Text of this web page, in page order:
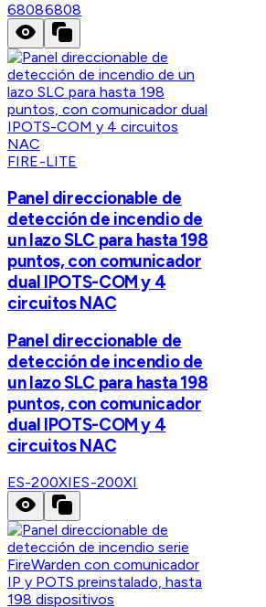
68086808
FIRE-LITE
Panel direccionable de
detección de incendio de
un lazo SLC para hasta 198
puntos, con comunicador
dual IPOTS-COM y 4
circuitos NAC
Panel direccionable de
detección de incendio de
un lazo SLC para hasta 198
puntos, con comunicador
dual IPOTS-COM y 4
circuitos NAC
ES-200XIES-200XI